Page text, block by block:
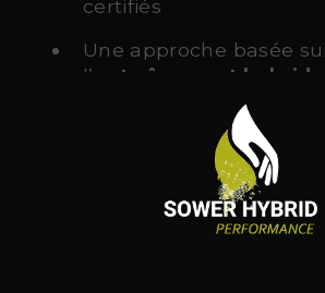
certifiés
Une approche basée
l’ entraînement hybride
force, cardio et mobilité
Des équipements de
Une ambiance
motivante